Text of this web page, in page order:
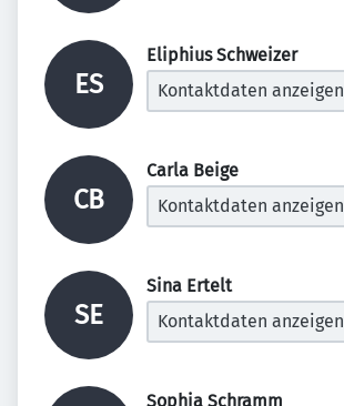
ES
Eliphius Schweizer
Kontaktdaten anzeigen
CB
Carla Beige
Kontaktdaten anzeigen
SE
Sina Ertelt
Kontaktdaten anzeigen
Sophia Schramm